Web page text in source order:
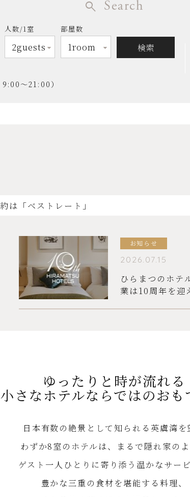
Search
人数/1室 部屋数
～21:00）
は「ベストレート」
お知らせ
2026.07.15
ひらまつのホテ
業は10周年を迎
ゆったりと時が流れる
小さなホテルならではのおも
日本有数の絶景として知られる英虞湾を
わずか8室のホテルは、まるで隠れ家のよ
ゲスト一人ひとりに寄り添う 温かなサービ
豊かな三重の食材を堪能する料理、